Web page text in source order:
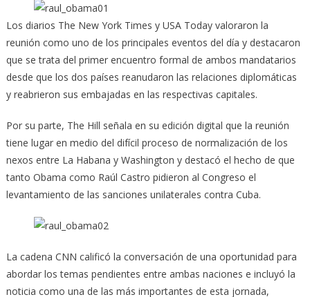
Los diarios The New York Times y USA Today valoraron la
reunión como uno de los principales eventos del día y destacaron
que se trata del primer encuentro formal de ambos mandatarios
desde que los dos países reanudaron las relaciones diplomáticas
y reabrieron sus embajadas en las respectivas capitales.
Por su parte, The Hill señala en su edición digital que la reunión
tiene lugar en medio del difícil proceso de normalización de los
nexos entre La Habana y Washington y destacó el hecho de que
tanto Obama como Raúl Castro pidieron al Congreso el
levantamiento de las sanciones unilaterales contra Cuba.
La cadena CNN calificó la conversación de una oportunidad para
abordar los temas pendientes entre ambas naciones e incluyó la
noticia como una de las más importantes de esta jornada,